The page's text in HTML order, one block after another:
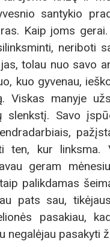
santykio
Kaip joms
neriboti
tolau nuo savo
kuo gyvenau,
Viskas manyje
slenkstį. Savo
ten, kur linksma.
geram
palikdamas
pats sau,
pasakiau,
negalėjau pasakyti